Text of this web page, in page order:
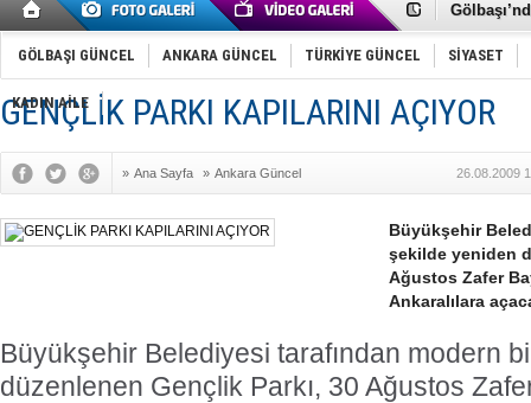
Cemal
Samet
FAİZ
OLİMPİK
SÖZ
Mikail
Gölbaşı
İNCEK
GÖLBAŞI GÜNCEL ANKARA GÜNCEL TÜRKİYE GÜNCEL SİYASET
KADIN AİLE
GENÇLİK PARKI KAPILARINI AÇIYOR
» Ana Sayfa » Ankara Güncel 26.08.2009
Büyükşehir
şekilde yeniden
Ağustos Zafer
Ankaralılara
Büyükşehir Belediyesi tarafından modern
düzenlenen Gençlik Parkı, 30 Ağustos